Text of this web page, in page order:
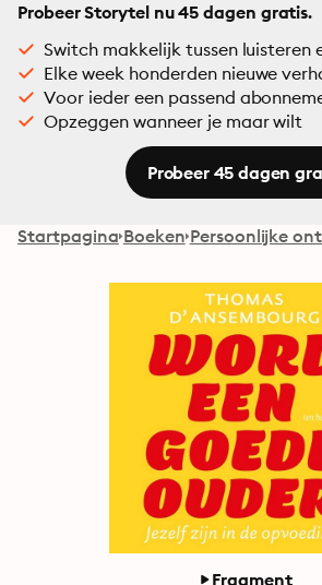
Probeer Storytel nu 45 dagen gratis.
Switch makkelijk tussen luisteren
Elke week honderden nieuwe
Voor ieder een passend
Opzeggen wanneer je maar wilt
Probeer 45 dagen
Startpagina Boeken Persoonlijke
Fragment